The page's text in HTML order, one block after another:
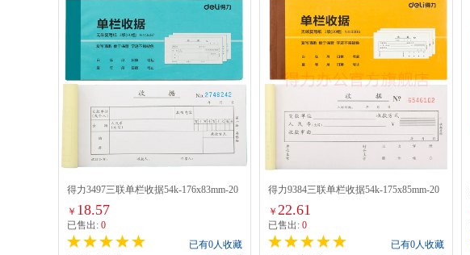
得力3497三联单栏收据54k-176x83mm-20
份(混)(本) 10本/包
￥ 18.57
已售出: 0
已有0人收藏
得力9384三联单栏收据54k-175x85mm-20
份(混)(本) 10本/包
￥22.61
已售出:0
已有0人收藏